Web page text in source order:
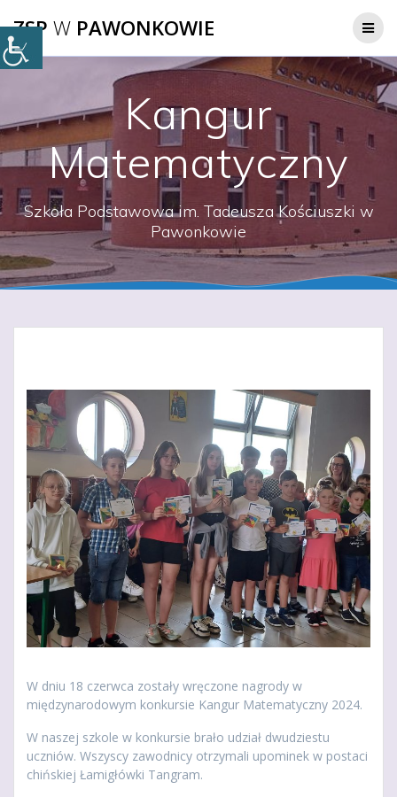
do
ZSP W PAWONKOWIE
Kangur
Matematyczny
Szkoła Podstawowa im. Tadeusza Kościuszki w
Pawonkowie
W dniu 18 czerwca zostały wręczone nagrody w
międzynarodowym konkursie Kangur Matematyczny 2024.
W naszej szkole w konkursie brało udział dwudziestu
uczniów. Wszyscy zawodnicy otrzymali upominek w postaci
chińskiej Łamigłówki Tangram.